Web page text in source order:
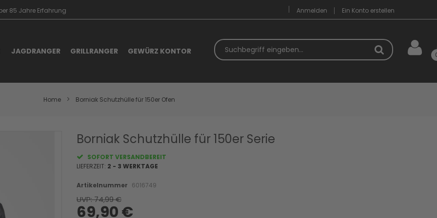
85 Jahre Erfahrung Anmelden
Ein Konto erstellen
JAGDRANGER GRILLRANGER GEWÜRZ KONTOR
Suchbegriff
Home Borniak Schutzhülle für 150er Ofen
Borniak Schutzhülle für 150er Serie
SOFORT VERSANDBEREIT
LIEFERZEIT: 2 - 3 WERKTAGE
Artikelnummer 6016749
UVP: 74,99 €
69,90 €
beginning
gallery